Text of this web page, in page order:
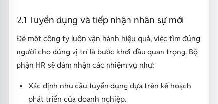
2.1 Tuyển dụng và tiếp nhận nhân sự mới
Để một công ty luôn vận hành hiệu quả, việc tìm đúng
người cho đúng vị trí là bước khởi đầu quan trọng. Bộ
phận HR sẽ đảm nhận các nhiệm vụ như:
Xác định nhu cầu tuyển dụng dựa trên kế hoạch
phát triển của doanh nghiệp.